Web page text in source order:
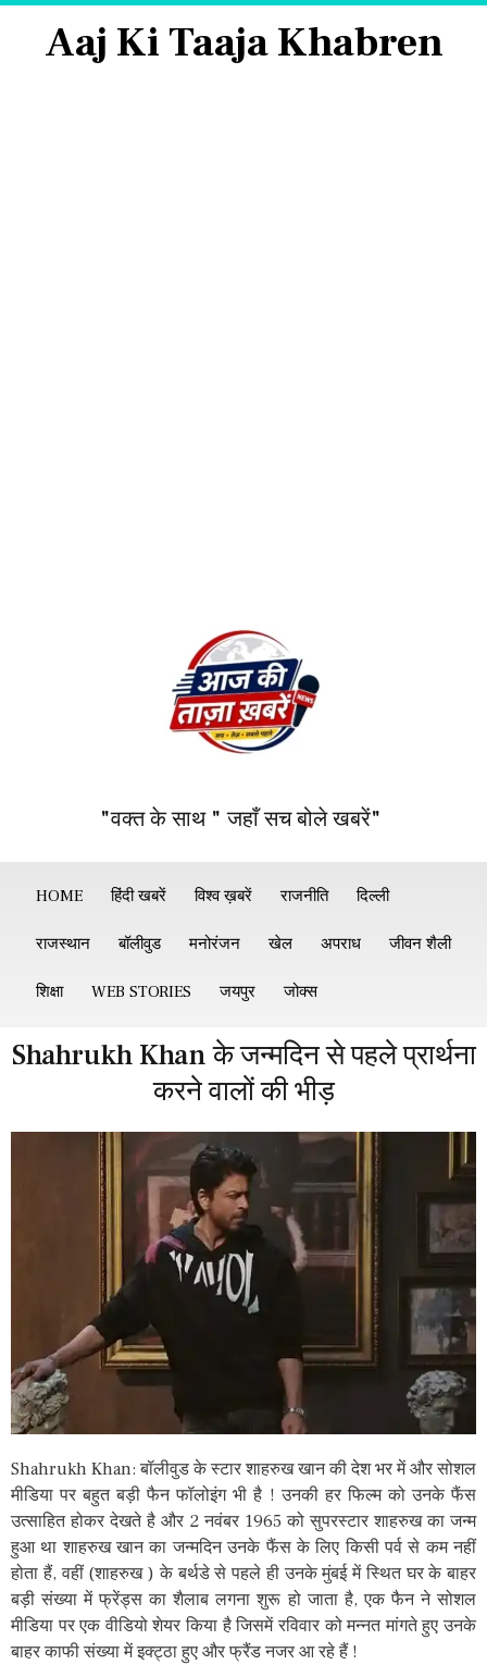
Aaj Ki Taaja Khabren
"वक्त के साथ " जहाँ सच बोले खबरें"
HOME हिंदी खबरें विश्व ख़बरें राजनीति दिल्ली
राजस्थान बॉलीवुड मनोरंजन खेल अपराध जीवन शैली
शिक्षा WEB STORIES जयपुर जोक्स
Shahrukh Khan के जन्मदिन से पहले प्रार्थना
करने वालों की भीड़
Shahrukh Khan:बॉलीवुड के स्टार शाहरुख खान की देश भर में और सोशल
मीडिया पर बहुत बड़ी फैन फॉलोइंग भी है ! उनकी हर फिल्म को उनके फैंस
उत्साहित होकर देखते है और 2 नवंबर 1965 को सुपरस्टार शाहरुख का जन्म
हुआ था शाहरुख खान का जन्मदिन उनके फैंस के लिए किसी पर्व से कम नहीं
होता हैं, वहीं (शाहरुख ) के बर्थडे से पहले ही उनके मुंबई में स्थित घर के बाहर
बड़ी संख्या में फ्रेंड्स का शैलाब लगना शुरू हो जाता है, एक फैन ने सोशल
मीडिया पर एक वीडियो शेयर किया है जिसमें रविवार को मन्नत मांगते हुए उनके
बाहर काफी संख्या में इक्ट्ठा हुए और फ्रैंड नजर आ रहे हैं !